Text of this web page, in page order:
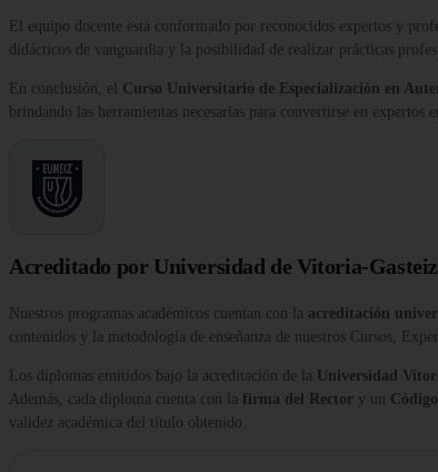
El equipo docente está conformado por reconocidos expertos y
didácticos de vanguardia y la posibilidad de realizar prácticas
En conclusión, el Curso Universitario de Especialización en
brindando las herramientas necesarias para convertirse en
Acreditado por Universidad de Vitoria-Gasteiz
Nuestros programas académicos cuentan con la acreditación
contenidos y la metodología de enseñanza de nuestros Cursos,
Los diplomas emitidos bajo la acreditación de la Universidad
Además, cada diploma cuenta con la firma del Rector y un
validez académica del título obtenido.